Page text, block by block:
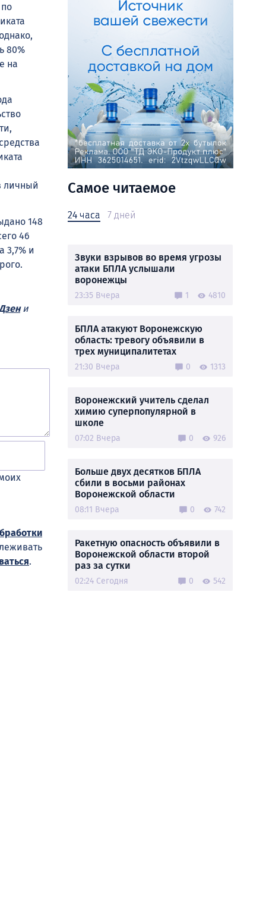
80%
на
личный
148
46
3,7% и
и
.
Самое читаемое
24 часа 7 дней
Звуки взрывов во время угрозы
атаки БПЛА услышали
воронежцы
23:35 Вчера 1 4810
БПЛА атакуют Воронежскую
область: тревогу объявили в
трех муниципалитетах
21:30 Вчера 0 1313
Воронежский учитель сделал
химию суперпопулярной в
школе
07:02 Вчера 0 926
Больше двух десятков БПЛА
сбили в восьми районах
Воронежской области
08:11 Вчера 0 742
Ракетную опасность объявили в
Воронежской области второй
раз за сутки
02:24 Сегодня 0 542